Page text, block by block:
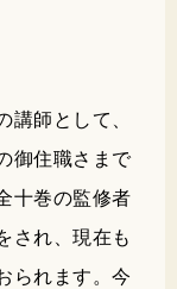
講師として、
御住職さまで
十巻の監修者
され、現在も
られます。今